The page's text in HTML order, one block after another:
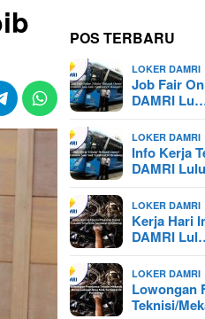
POS TERBARU
LOKER DAMRI
Job Fair
DAMRI
LOKER DAMRI
Info Kerja
DAMRI
LOKER DAMRI
Kerja Hari
DAMRI
LOKER DAMRI
Lowongan
Teknisi/